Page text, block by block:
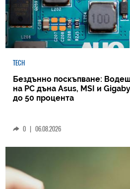
TECH
Бездънно поскъпване:
на РС дъна Asus, MSI и
до 50 процента
0 | 06.08.2026